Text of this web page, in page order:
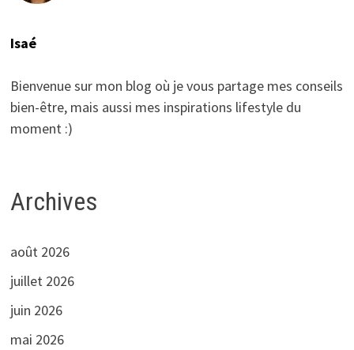
Isaé
Bienvenue sur mon blog où je vous partage mes conseils
bien-être, mais aussi mes inspirations lifestyle du
moment :)
Archives
août 2026
juillet 2026
juin 2026
mai 2026